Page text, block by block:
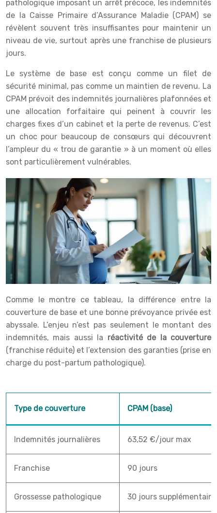
pathologique imposant un arrêt précoce, les indemnités
de la Caisse Primaire d’Assurance Maladie (CPAM) se
révèlent souvent très insuffisantes pour maintenir un
niveau de vie, surtout après une franchise de plusieurs
jours.
Le système de base est conçu comme un filet de
sécurité minimal, pas comme un maintien de revenu. La
CPAM prévoit des indemnités journalières plafonnées et
une allocation forfaitaire qui peinent à couvrir les
charges fixes d’un cabinet et la perte de revenus. C’est
un choc pour beaucoup de consœurs qui découvrent
l’ampleur du « trou de garantie » à un moment où elles
sont particulièrement vulnérables.
Comme le montre ce tableau, la différence entre la
couverture de base et une bonne prévoyance privée est
abyssale. L’enjeu n’est pas seulement le montant des
indemnités, mais aussi la réactivité de la couverture
(franchise réduite) et l’extension des garanties (prise en
charge du post-partum pathologique).
Type de couverture CPAM (base)
Indemnités journalières 63,52 €/jour max
Franchise 90 jours
Grossesse pathologique 30 jours